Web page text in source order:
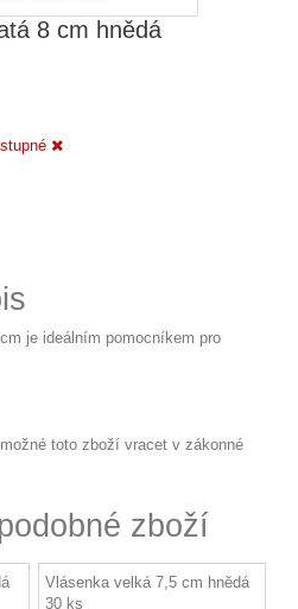
8 cm hnědá
je ideálním pomocníkem pro
toto zboží vracet v zákonné
zboží
Vlásenka velká 7,5 cm hnědá
30 ks